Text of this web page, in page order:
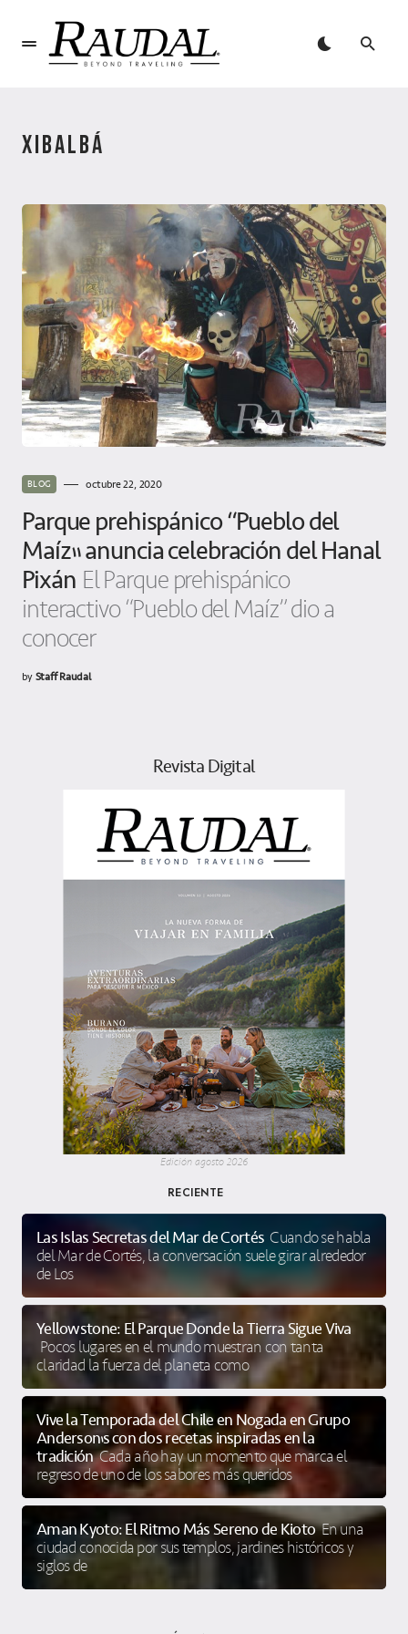
XIBALBÁ
BLOG octubre 22, 2020
Parque prehispánico “Pueblo del
Maíz” anuncia celebración del Hanal
Pixán El Parque prehispánico
interactivo “Pueblo del Maíz” dio a
conocer
byStaff Raudal
Revista Digital
Edición agosto 2026
RECIENTE
Las Islas Secretas del Mar de Cortés Cuando se habla
del Mar de Cortés, la conversación suele girar alrededor
de Los
Yellowstone: El Parque Donde la Tierra Sigue Viva
Pocos lugares en el mundo muestran con tanta
claridad la fuerza del planeta como
Vive la Temporada del Chile en Nogada en Grupo
Anderson’s con dos recetas inspiradas en la
tradición Cada año hay un momento que marca el
regreso de uno de los sabores más queridos
Aman Kyoto: El Ritmo Más Sereno de Kioto En una
ciudad conocida por sus templos, jardines históricos y
siglos de